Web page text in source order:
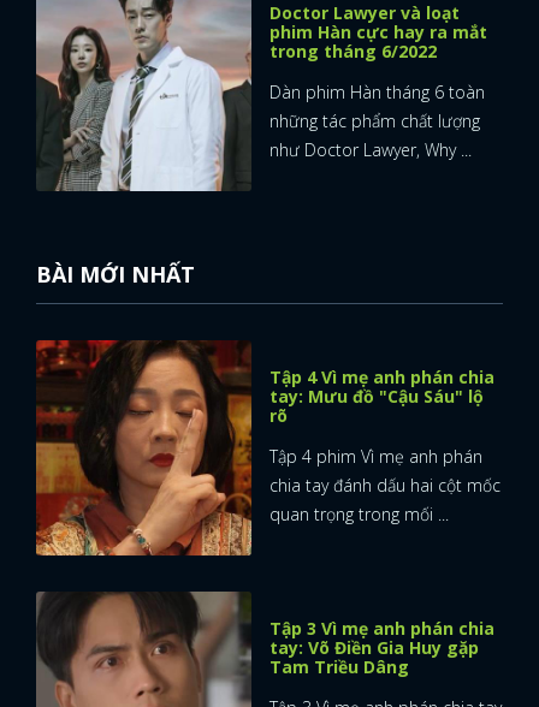
Doctor Lawyer và loạt
phim Hàn cực hay ra mắt
trong tháng 6/2022
Dàn phim Hàn tháng 6 toàn
những tác phẩm chất lượng
như Doctor Lawyer, Why ...
BÀI MỚI NHẤT
Tập 4 Vì mẹ anh phán chia
tay: Mưu đồ "Cậu Sáu" lộ
rõ
Tập 4 phim Vì mẹ anh phán
chia tay đánh dấu hai cột mốc
quan trọng trong mối ...
Tập 3 Vì mẹ anh phán chia
tay: Võ Điền Gia Huy gặp
Tam Triều Dâng